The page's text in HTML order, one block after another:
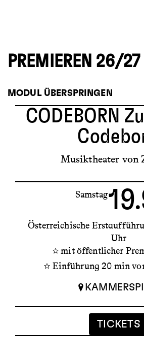
PREMIEREN 26/27
MODUL ÜBERSPRINGEN
CODEBORN
Musiktheater von
Samstag
Österreichische
Uhr
mit öffentlicher
Einführung 20 min
TICKETS